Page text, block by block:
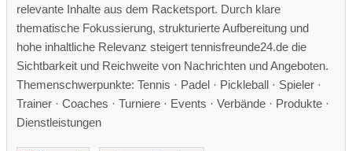
relevante Inhalte aus dem Racketsport. Durch klare
thematische Fokussierung, strukturierte Aufbereitung und
hohe inhaltliche Relevanz steigert tennisfreunde24.de die
Sichtbarkeit und Reichweite von Nachrichten und Angeboten.
Themenschwerpunkte: Tennis · Padel · Pickleball · Spieler ·
Trainer · Coaches · Turniere · Events · Verbände · Produkte ·
Dienstleistungen